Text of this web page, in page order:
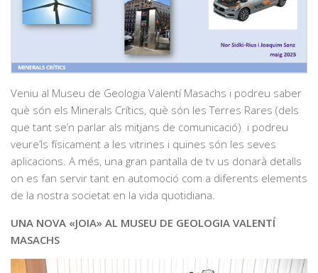
Veniu al Museu de Geologia Valentí Masachs i podreu saber
què són els Minerals Crítics, què són les Terres Rares (dels
que tant se’n parlar als mitjans de comunicació) i podreu
veure’ls físicament a les vitrines i quines són les seves
aplicacions. A més, una gran pantalla de tv us donarà detalls
on es fan servir tant en automoció com a diferents elements
de la nostra societat en la vida quotidiana.
UNA NOVA «JOIA» AL MUSEU DE GEOLOGIA VALENTÍ
MASACHS